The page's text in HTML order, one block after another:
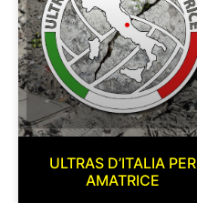
ULTRAS D’ITALIA PER
AMATRICE